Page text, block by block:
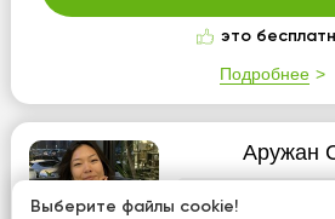
это
Подробнее
Аружан
Выберите файлы cookie!